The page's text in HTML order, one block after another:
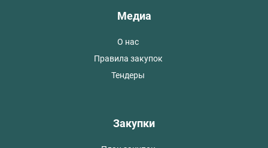
Медиа
О нас
Правила закупок
Тендеры
Закупки